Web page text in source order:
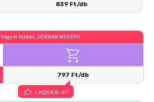
839 Ft/db
Vegyél többet, JOBBAN MEGÉRI!
797 Ft/db
Legjobb ár!